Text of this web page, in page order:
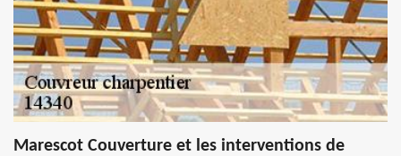
Marescot Couverture et les interventions de